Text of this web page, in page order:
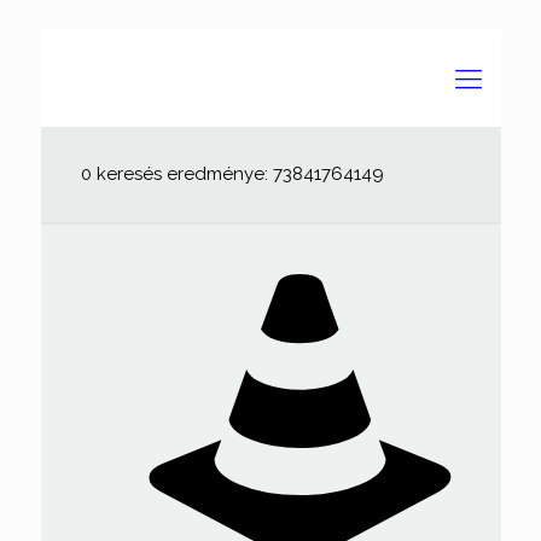
0 keresés eredménye: 73841764149